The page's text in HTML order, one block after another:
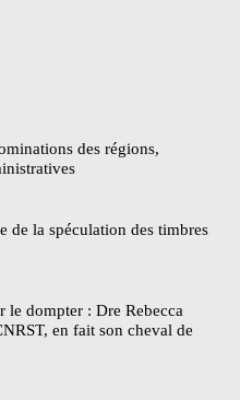
des régions,
de la spéculation des timbres
le dompter : Dre Rebecca
en fait son cheval de